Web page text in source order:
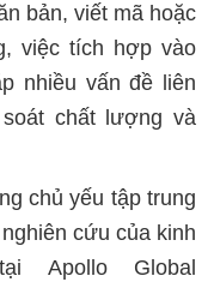
bản, viết mã hoặc
việc tích hợp vào
nhiều vấn đề liên
chất lượng và
chủ yếu tập trung
cứu của kinh
Apollo Global